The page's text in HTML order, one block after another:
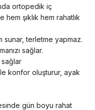
ortopedik iç
şıklık hem rahatlık
sunar, terletme yapmaz.
sağlar.
sağlar
konfor oluşturur, ayak
gün boyu rahat